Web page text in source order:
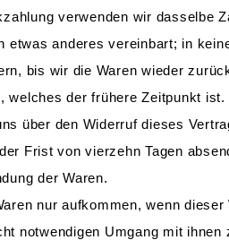
verwenden wir dasselbe
anderes vereinbart; in
bis wir die Waren wieder
welches der frühere Zeitpunkt
über den Widerruf dieses
Frist von vierzehn Tagen
der Waren.
nur aufkommen, wenn
notwendigen Umgang mit ihnen